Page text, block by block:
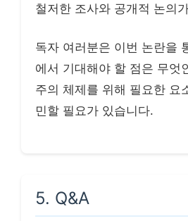
철저한 조사와 공개적 논의
독자 여러분은 이번 논란을
에서 기대해야 할 점은 무엇
주의 체제를 위해 필요한 요
민할 필요가 있습니다.
5. Q&A